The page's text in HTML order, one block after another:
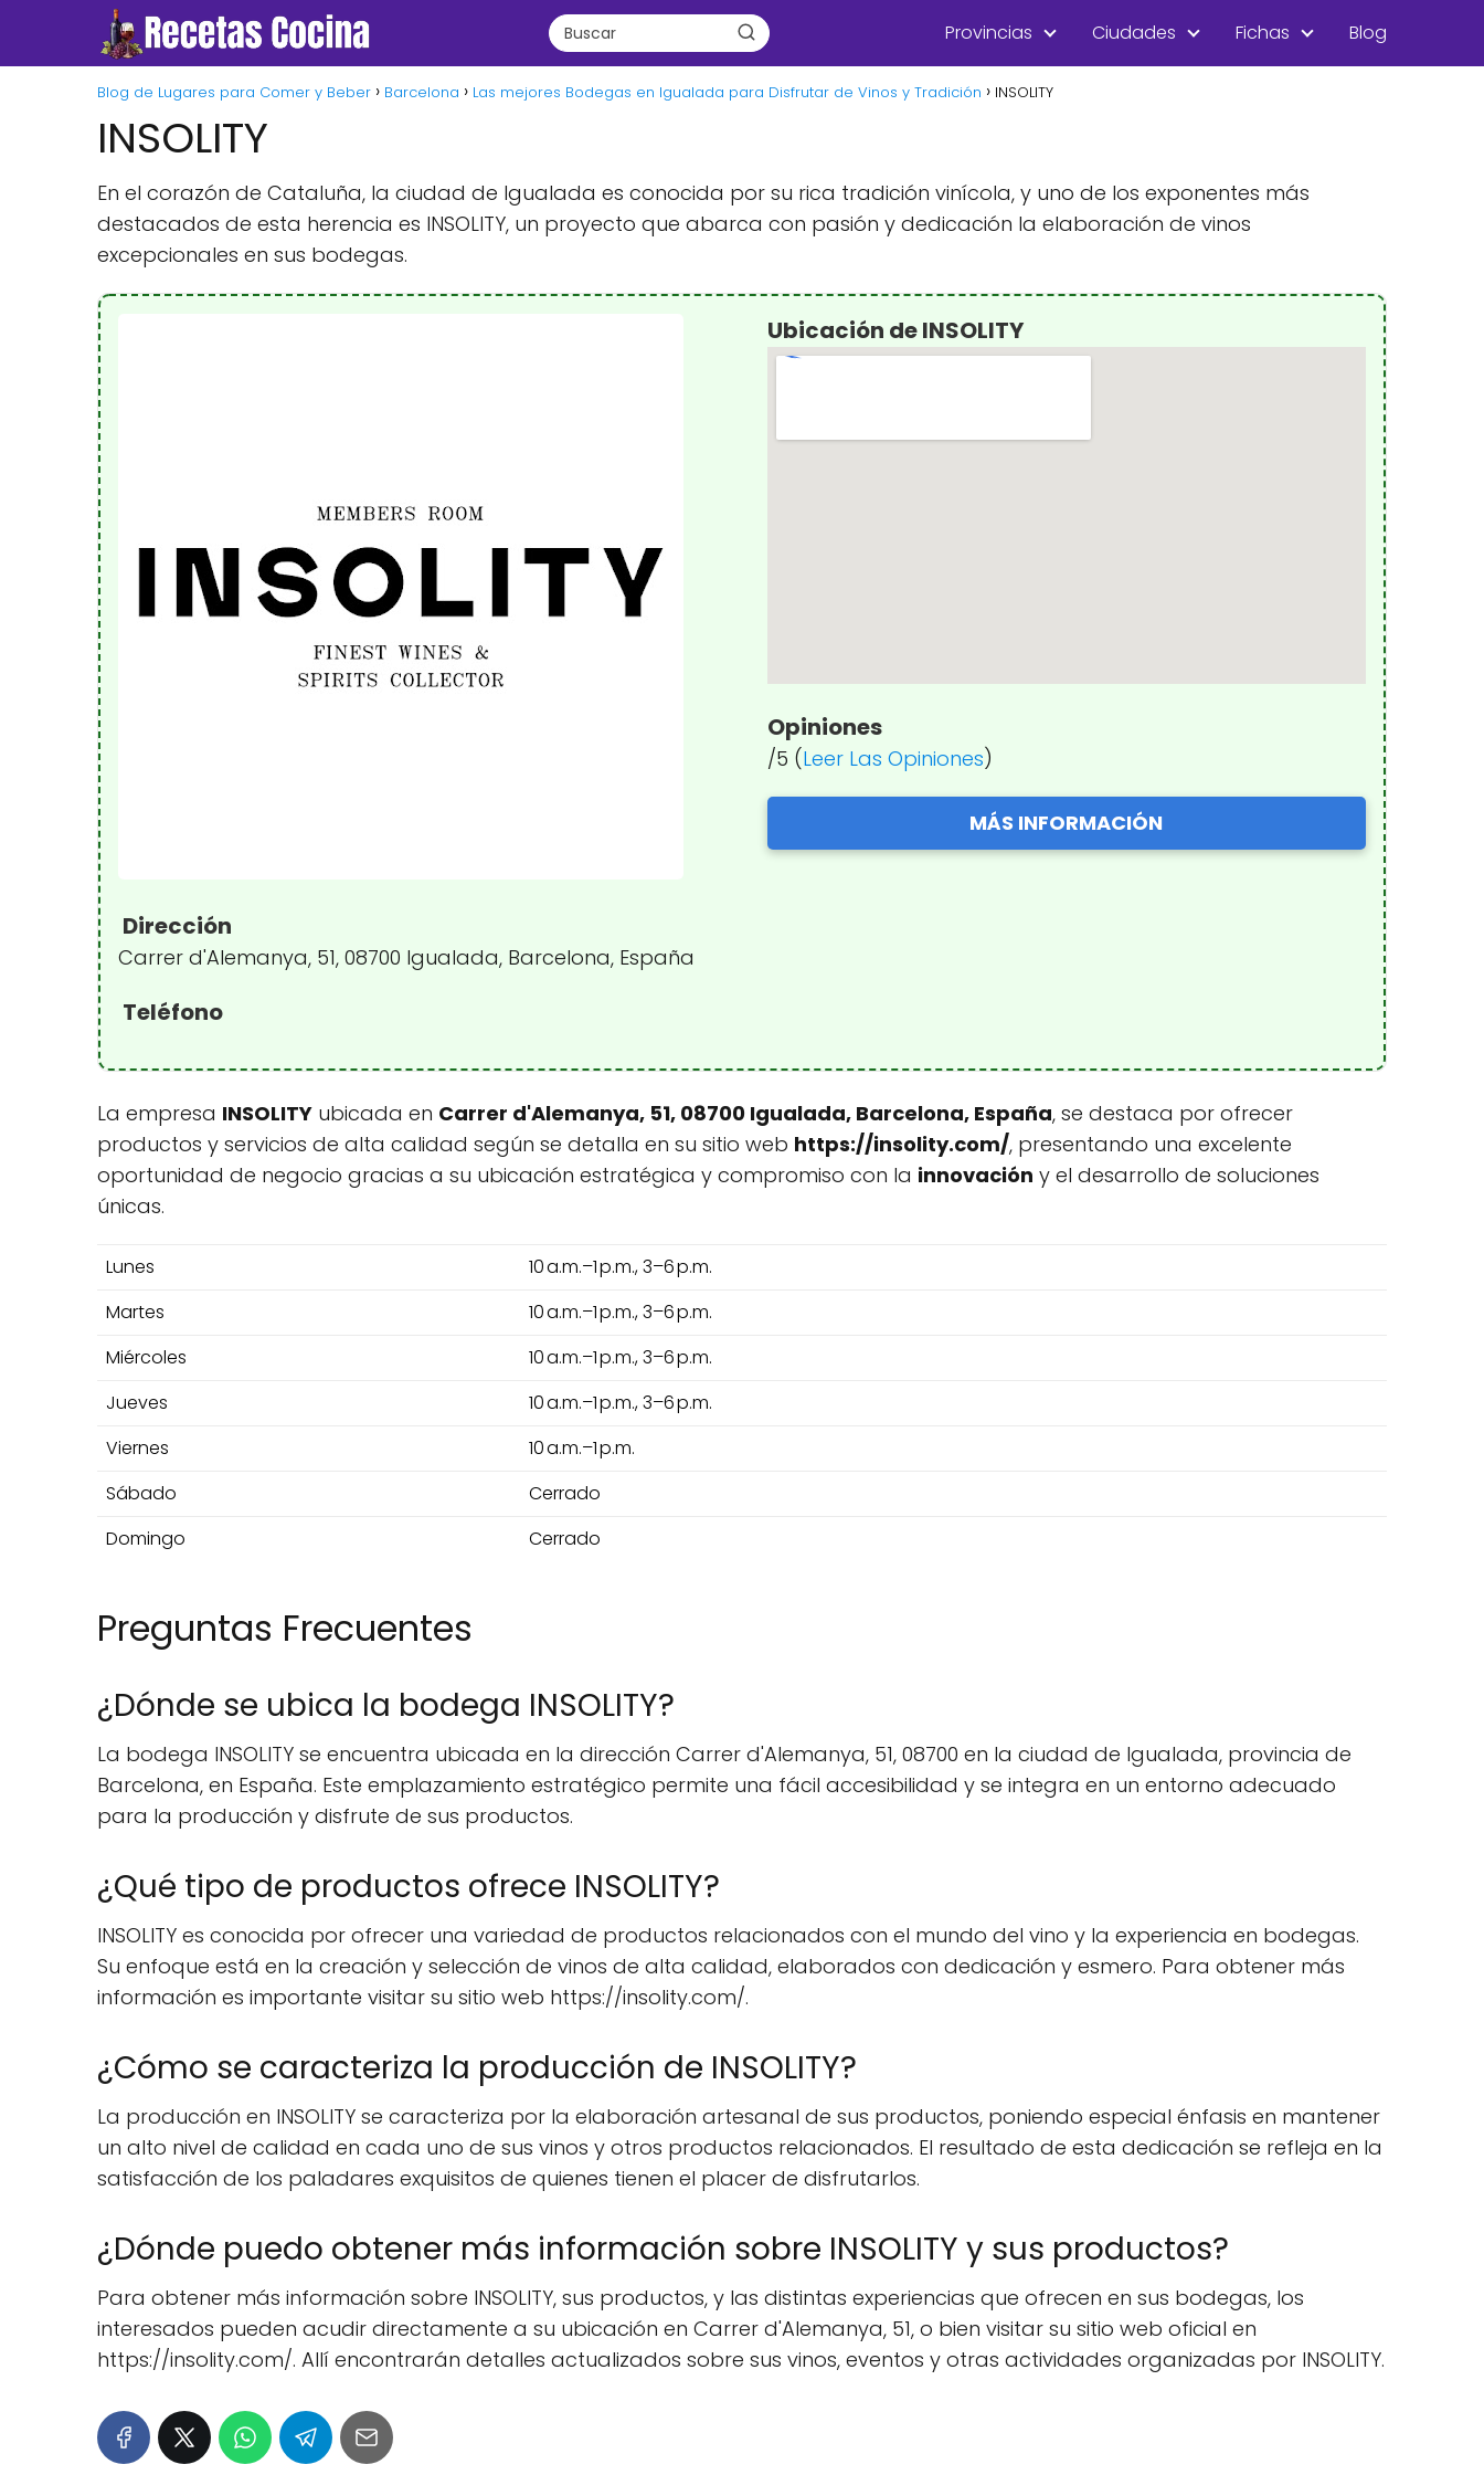
Provincias Ciudades Fichas Blog
Blog de Lugares para Comer y Beber Barcelona Las mejores Bodegas en Igualada para Disfrutar de Vinos y Tradición INSOLITY
INSOLITY
En el corazón de Cataluña, la ciudad de Igualada es conocida por su rica tradición vinícola, y uno de los exponentes más
destacados de esta herencia es INSOLITY, un proyecto que abarca con pasión y dedicación la elaboración de vinos
excepcionales en sus bodegas.
Dirección
Carrer d'Alemanya, 51, 08700 Igualada, Barcelona, España
Teléfono
Ubicación de INSOLITY
Opiniones
/5 (Leer Las Opiniones)
MÁS INFORMACIÓN
La empresa INSOLITY ubicada en Carrer d'Alemanya, 51, 08700 Igualada, Barcelona, España, se destaca por ofrecer
productos y servicios de alta calidad según se detalla en su sitio web https://insolity.com/, presentando una excelente
oportunidad de negocio gracias a su ubicación estratégica y compromiso con la innovación y el desarrollo de soluciones
únicas.
Lunes
10 a.m.–1 p.m., 3–6 p.m.
Martes
10 a.m.–1 p.m., 3–6 p.m.
Miércoles
10 a.m.–1 p.m., 3–6 p.m.
Jueves
10 a.m.–1 p.m., 3–6 p.m.
Viernes
10 a.m.–1 p.m.
Sábado
Cerrado
Domingo
Cerrado
Preguntas Frecuentes
¿Dónde se ubica la bodega INSOLITY?
La bodega INSOLITY se encuentra ubicada en la dirección Carrer d'Alemanya, 51, 08700 en la ciudad de Igualada, provincia de
Barcelona, en España. Este emplazamiento estratégico permite una fácil accesibilidad y se integra en un entorno adecuado
para la producción y disfrute de sus productos.
¿Qué tipo de productos ofrece INSOLITY?
INSOLITY es conocida por ofrecer una variedad de productos relacionados con el mundo del vino y la experiencia en bodegas.
Su enfoque está en la creación y selección de vinos de alta calidad, elaborados con dedicación y esmero. Para obtener más
información es importante visitar su sitio web https://insolity.com/.
¿Cómo se caracteriza la producción de INSOLITY?
La producción en INSOLITY se caracteriza por la elaboración artesanal de sus productos, poniendo especial énfasis en mantener
un alto nivel de calidad en cada uno de sus vinos y otros productos relacionados. El resultado de esta dedicación se refleja en la
satisfacción de los paladares exquisitos de quienes tienen el placer de disfrutarlos.
¿Dónde puedo obtener más información sobre INSOLITY y sus productos?
Para obtener más información sobre INSOLITY, sus productos, y las distintas experiencias que ofrecen en sus bodegas, los
interesados pueden acudir directamente a su ubicación en Carrer d'Alemanya, 51, o bien visitar su sitio web oficial en
https://insolity.com/. Allí encontrarán detalles actualizados sobre sus vinos, eventos y otras actividades organizadas por INSOLITY.